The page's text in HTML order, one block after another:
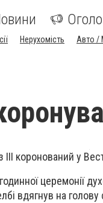
Нерухомість Авто /
III коронований у
церемонії
вдягнув на